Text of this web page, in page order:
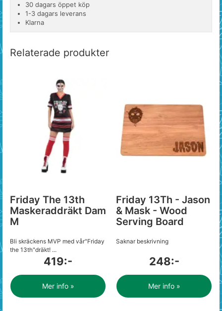
30 dagars öppet köp
1-3 dagars leverans
Klarna
Relaterade produkter
Friday The 13th
Maskeraddräkt Dam
M
Bli skräckens MVP med vår"Friday
the 13th"dräkt! ...
419:-
Mer info »
Friday 13Th - Jason
& Mask - Wood
Serving Board
Saknar beskrivning
248:-
Mer info »